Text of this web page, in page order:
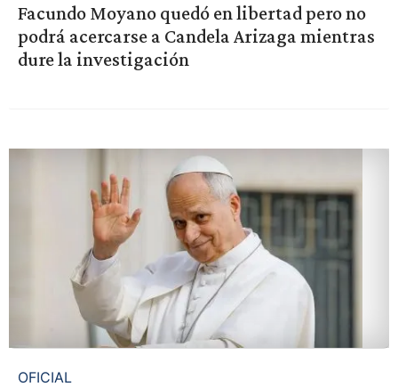
Facundo Moyano quedó en libertad pero no
podrá acercarse a Candela Arizaga mientras
dure la investigación
OFICIAL